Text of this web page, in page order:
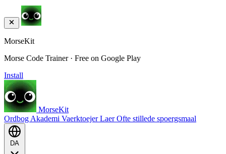
MorseKit
Morse Code Trainer · Free on Google Play
Install
MorseKit
Ordbog Akademi VaerktoejerLaerOfte stillede spoergsmaal